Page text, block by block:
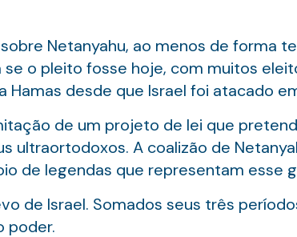
Netanyahu, ao menos de forma
o pleito fosse hoje, com muitos
desde que Israel foi atacado
de um projeto de lei que
ultraortodoxos. A coalizão de
de legendas que representam esse
de Israel. Somados seus três
poder.